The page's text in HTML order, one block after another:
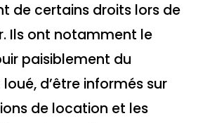
de certains droits lors de
Ils ont notamment le
paisiblement du
d’être informés sur
de location et les